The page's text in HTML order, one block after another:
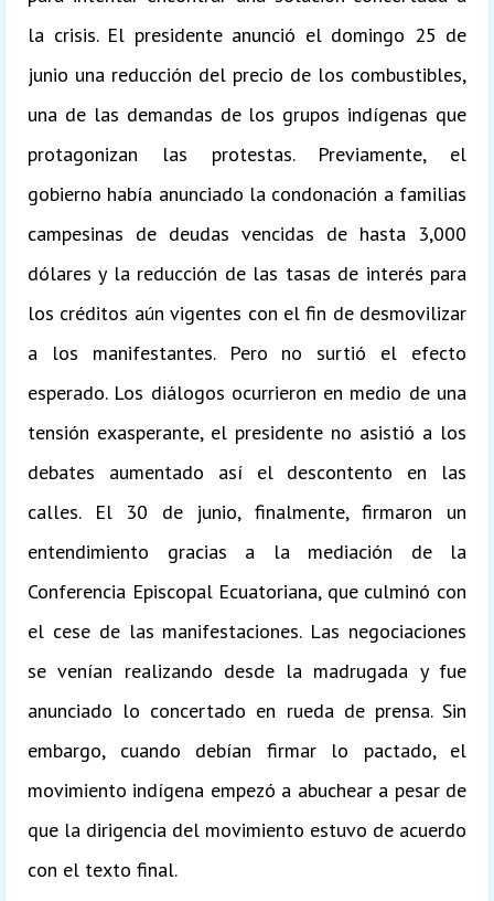
la crisis. El presidente anunció el domingo 25 de
junio una reducción del precio de los combustibles,
una de las demandas de los grupos indígenas que
protagonizan las protestas. Previamente, el
gobierno había anunciado la condonación a familias
campesinas de deudas vencidas de hasta 3,000
dólares y la reducción de las tasas de interés para
los créditos aún vigentes con el fin de desmovilizar
a los manifestantes. Pero no surtió el efecto
esperado. Los diálogos ocurrieron en medio de una
tensión exasperante, el presidente no asistió a los
debates aumentado así el descontento en las
calles. El 30 de junio, finalmente, firmaron un
entendimiento gracias a la mediación de la
Conferencia Episcopal Ecuatoriana, que culminó con
el cese de las manifestaciones. Las negociaciones
se venían realizando desde la madrugada y fue
anunciado lo concertado en rueda de prensa. Sin
embargo, cuando debían firmar lo pactado, el
movimiento indígena empezó a abuchear a pesar de
que la dirigencia del movimiento estuvo de acuerdo
con el texto final.